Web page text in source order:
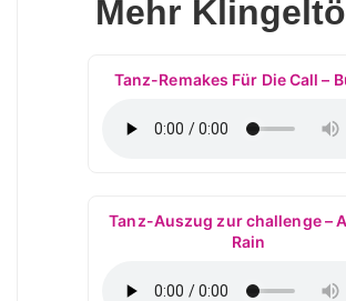
Mehr
Tanz-Remakes Für Die Call –
Tanz-Auszug zur challenge –
Rain